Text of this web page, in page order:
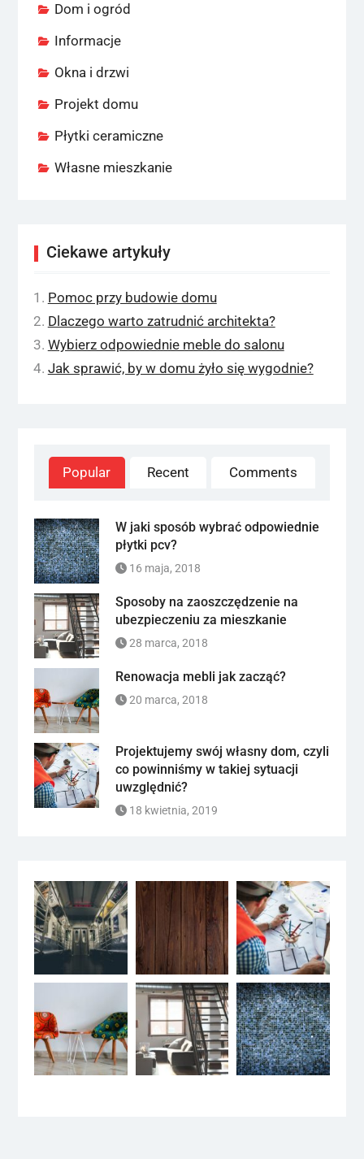
Dom i ogród
Informacje
Okna i drzwi
Projekt domu
Płytki ceramiczne
Własne mieszkanie
Ciekawe artykuły
Pomoc przy budowie domu
Dlaczego warto zatrudnić architekta?
Wybierz odpowiednie meble do salonu
Jak sprawić, by w domu żyło się wygodnie?
Popular Recent Comments
W jaki sposób wybrać odpowiednie
płytki pcv?
16 maja, 2018
Sposoby na zaoszczędzenie na
ubezpieczeniu za mieszkanie
28 marca, 2018
Renowacja mebli jak zacząć?
20 marca, 2018
Projektujemy swój własny dom, czyli
co powinniśmy w takiej sytuacji
uwzględnić?
18 kwietnia, 2019